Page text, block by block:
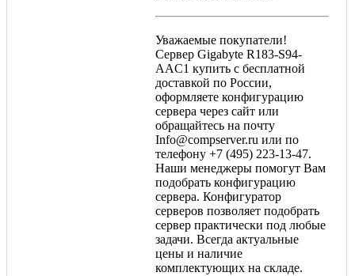
Уважаемые покупатели!
Сервер Gigabyte R183-S94-
AAC1 купить с бесплатной
доставкой по России,
оформляете конфигурацию
сервера через сайт или
обращайтесь на почту
Info@compserver.ru или по
телефону +7 (495) 223-13-47.
Наши менеджеры помогут Вам
подобрать конфигурацию
сервера. Конфигуратор
серверов позволяет подобрать
сервер практически под любые
задачи. Всегда актуальные
цены и наличие
комплектующих на складе.